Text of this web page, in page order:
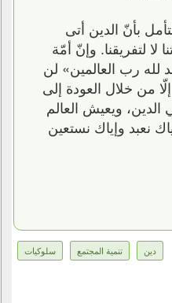
بأنّ الدين أتى
لا لتفريقنا. وإنّ أمّة
لله رب العالمين» لن
من خلال العودة إلى
ويعيش العالم
نعبد وإياك نستعين
دين تنمية المجتمع سلوكيات